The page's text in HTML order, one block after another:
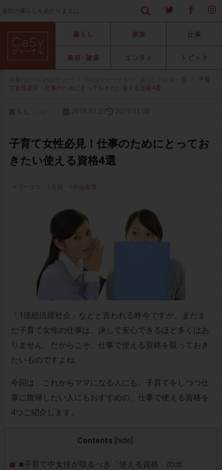
笑顔の暮らしをあたりまえに
子育
て女性必見！仕事のためにとっておきたい使える資格4選
子育て女性必見！仕事のためにとってお
きたい使える資格4選
ワーママ 主婦 社会復帰
「1億総活躍社会」などと言われる昨今ですが、まだま
だ子育て女性の仕事は、決して安心できるほど多くはあ
りません。だからこそ、仕事で使える資格を取っておき
たいものですよね。
今回は、これからママになる人にも、子育てをしつつ仕
事に復帰したい人にもおすすめの、仕事で使える資格を
4つご紹介します。
Contents hide
■子育て中女性が取るべき「使える資格」のポ